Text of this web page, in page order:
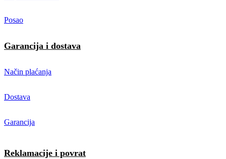
Posao
Garancija i dostava
Način plaćanja
Dostava
Garancija
Reklamacije i povrat